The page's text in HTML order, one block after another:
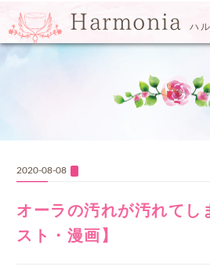
Harmonia ハ
2020-08-08
オーラの汚れが汚れてし
スト・漫画】